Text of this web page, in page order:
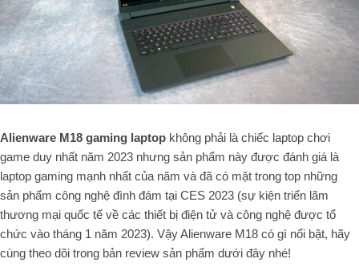
Alienware M18 gaming laptop không phải là chiếc laptop chơi
game duy nhất năm 2023 nhưng sản phẩm này được đánh giá là
laptop gaming mạnh nhất của năm và đã có mặt trong top những
sản phẩm công nghệ đình đám tại CES 2023 (sự kiện triển lãm
thương mại quốc tế về các thiết bị điện tử và công nghệ được tổ
chức vào tháng 1 năm 2023). Vậy Alienware M18 có gì nổi bật, hãy
cùng theo dõi trong bản review sản phẩm dưới đây nhé!